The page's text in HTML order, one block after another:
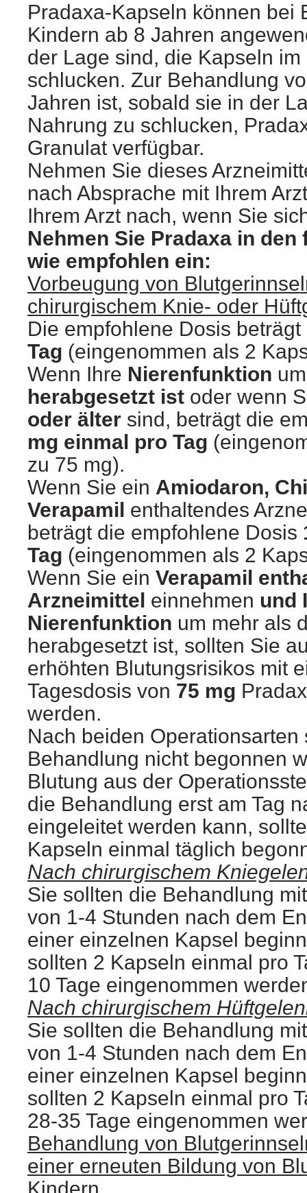
Pradaxa-Kapseln können bei
Kindern ab 8 Jahren
der Lage sind, die Kapseln
schlucken. Zur Behandlung
Jahren ist, sobald sie in der
Nahrung zu schlucken,
Granulat verfügbar.
Nehmen Sie dieses
nach Absprache mit Ihrem
Ihrem Arzt nach, wenn Sie
Nehmen Sie Pradaxa in den
wie empfohlen ein:
Vorbeugung von
chirurgischem Knie- oder
Die empfohlene Dosis beträgt
Tag (eingenommen als 2
Wenn Ihre Nierenfunktion
herabgesetzt ist oder wenn
oder älter sind, beträgt die
mg einmal pro Tag
zu 75 mg).
Wenn Sie ein Amiodaron,
Verapamil enthaltendes
beträgt die empfohlene Dosis
Tag (eingenommen als 2
Wenn Sie ein Verapamil
Arzneimittel einnehmen und
Nierenfunktion um mehr als
herabgesetzt ist, sollten Sie
erhöhten Blutungsrisikos mit
Tagesdosis von 75 mg
werden.
Nach beiden Operationsarten
Behandlung nicht begonnen
Blutung aus der
die Behandlung erst am Tag
eingeleitet werden kann,
Kapseln einmal täglich
Nach chirurgischem
Sie sollten die Behandlung
von 1‑4 Stunden nach dem
einer einzelnen Kapsel
sollten 2 Kapseln einmal pro
10 Tage eingenommen
Nach chirurgischem
Sie sollten die Behandlung
von 1‑4 Stunden nach dem
einer einzelnen Kapsel
sollten 2 Kapseln einmal pro
28‑35 Tage eingenommen
Behandlung von
einer erneuten Bildung von